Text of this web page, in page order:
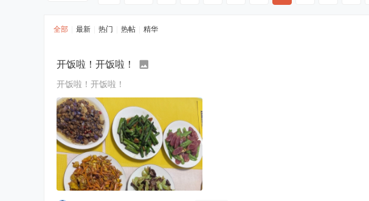
全部 最新 热门 热帖 精华
开饭啦！开饭啦！
开饭啦！开饭啦！